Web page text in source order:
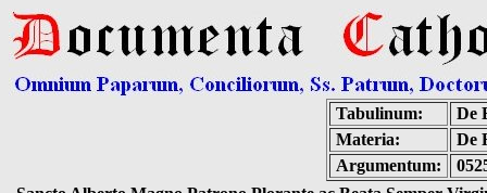
Tabulinum:
De
Materia:
De
Argumentum: